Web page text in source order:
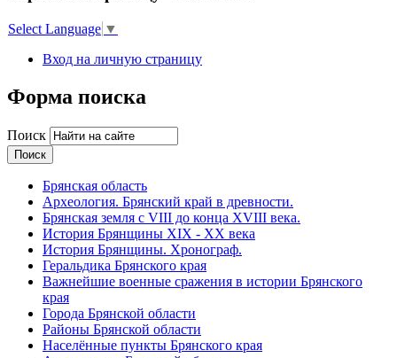
Select Language ▼
Вход на личную страницу
Форма поиска
Поиск
Брянская область
Археология. Брянский край в древности.
Брянская земля с VIII до конца XVIII века.
История Брянщины XIX - XX века
История Брянщины. Хронограф.
Геральдика Брянского края
Важнейшие военные сражения в истории Брянского
края
Города Брянской области
Районы Брянской области
Населённые пункты Брянского края